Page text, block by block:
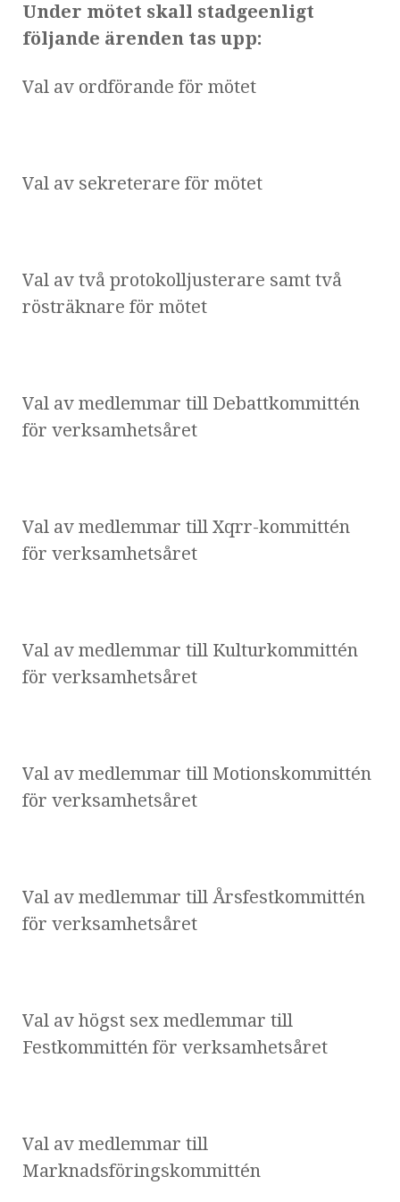
Under mötet skall stadgeenligt
följande ärenden tas upp:
Val av ordförande för mötet
Val av sekreterare för mötet
Val av två protokolljusterare samt två
rösträknare för mötet
Val av medlemmar till Debattkommittén
för verksamhetsåret
Val av medlemmar till Xqrr-kommittén
för verksamhetsåret
Val av medlemmar till Kulturkommittén
för verksamhetsåret
Val av medlemmar till Motionskommittén
för verksamhetsåret
Val av medlemmar till Årsfestkommittén
för verksamhetsåret
Val av högst sex medlemmar till
Festkommittén för verksamhetsåret
Val av medlemmar till
Marknadsföringskommittén